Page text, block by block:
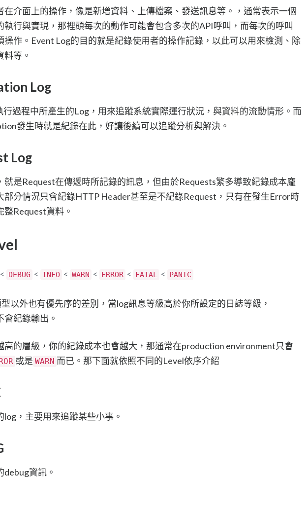
在介面上的操作，像是新增資料、上傳檔案、發送訊息等。，通常表示一個
執行與實現，那裡頭每次的動作可能會包含多次的API呼叫，而每次的呼叫
操作。Event Log的目的就是紀錄使用者的操作記錄，以此可以用來檢測、除
料等。
Log
行過程中所產生的Log，用來追蹤系統實際運行狀況，與資料的流動情形。而
發生時就是紀錄在此，好讓後續可以追蹤分析與解決。
Log
就是Request在傳遞時所記錄的訊息，但由於Requests繁多導致紀錄成本龐
部分情況只會紀錄HTTP Header甚至是不紀錄Request，只有在發生Error時
整Request資料。
< DEBUG < INFO < WARN < ERROR < FATAL < PANIC
以外也有優先序的差別，當log訊息等級高於你所設定的日誌等級，
會紀錄輸出。
高的層級，你的紀錄成本也會越大，那通常在production environment只會
或是 WARN 而已。那下面就依照不同的Level依序介紹
log，主要用來追蹤某些小事。
debug資訊。